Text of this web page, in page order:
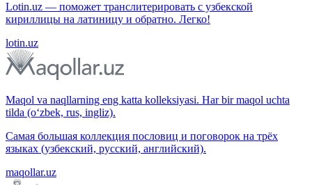
Lotin.uz — поможет транслитерировать с узбекской
кириллицы на латиницу и обратно. Легко!
lotin.uz
Maqol va naqllarning eng katta kolleksiyasi. Har bir maqol uchta
tilda (o‘zbek, rus, ingliz).
Самая большая коллекция пословиц и поговорок на трёх
языках (узбекский, русский, английский).
maqollar.uz